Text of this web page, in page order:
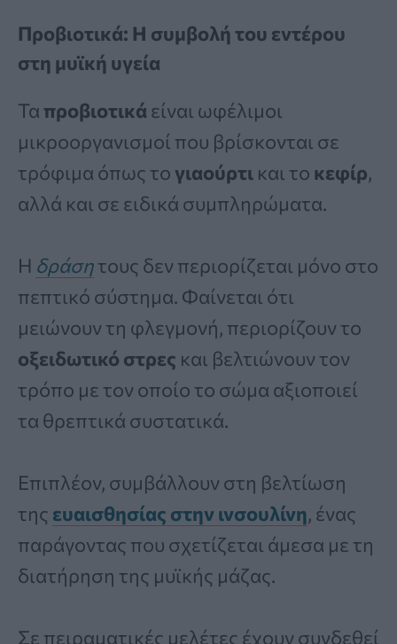
Προβιοτικά: Η συμβολή του εντέρου
στη μυϊκή υγεία
Τα προβιοτικά είναι ωφέλιμοι
μικροοργανισμοί που βρίσκονται σε
τρόφιμα όπως τογιαούρτι και το κεφίρ,
αλλά και σε ειδικά συμπληρώματα.
Η δράσητους δεν περιορίζεται μόνο στο
πεπτικό σύστημα. Φαίνεται ότι
μειώνουν τη φλεγμονή, περιορίζουν το
οξειδωτικό στρες και βελτιώνουν τον
τρόπο με τον οποίο το σώμα αξιοποιεί
τα θρεπτικά συστατικά.
Επιπλέον, συμβάλλουν στη βελτίωση
της ευαισθησίας στην ινσουλίνη, ένας
παράγοντας που σχετίζεται άμεσα με τη
διατήρηση της μυϊκής μάζας.
Σε πειραματικές μελέτες έχουν συνδεθεί